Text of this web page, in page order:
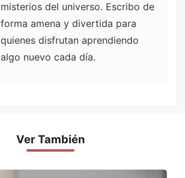
misterios del universo. Escribo de
forma amena y divertida para
quienes disfrutan aprendiendo
algo nuevo cada día.
Ver También